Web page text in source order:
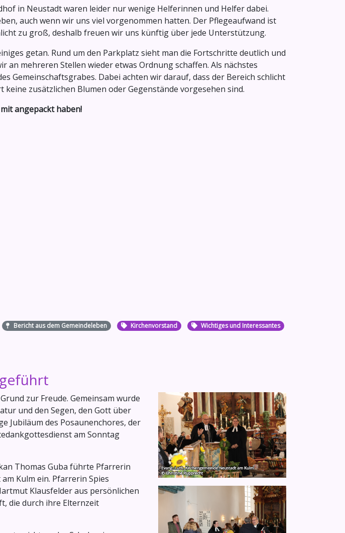
in Neustadt waren leider nur wenige Helferinnen und Helfer dabei.
auch wenn wir uns viel vorgenommen hatten. Der Pflegeaufwand ist
zu groß, deshalb freuen wir uns künftig über jede Unterstützung.
getan. Rund um den Parkplatz sieht man die Fortschritte deutlich und
an mehreren Stellen wieder etwas Ordnung schaffen. Als nächstes
Gemeinschaftsgrabes. Dabei achten wir darauf, dass der Bereich schlicht
zusätzlichen Blumen oder Gegenstände vorgesehen sind.
angepackt haben!
Bericht aus dem Gemeindeleben Kirchenvorstand Wichtiges und Interessantes
zur Freude. Gemeinsam wurde
und den Segen, den Gott über
Jubiläum des Posaunenchores, der
am Sonntag
Thomas Guba führte Pfarrerin
Kulm ein. Pfarrerin Spies
Klausfelder aus persönlichen
die durch ihre Elternzeit